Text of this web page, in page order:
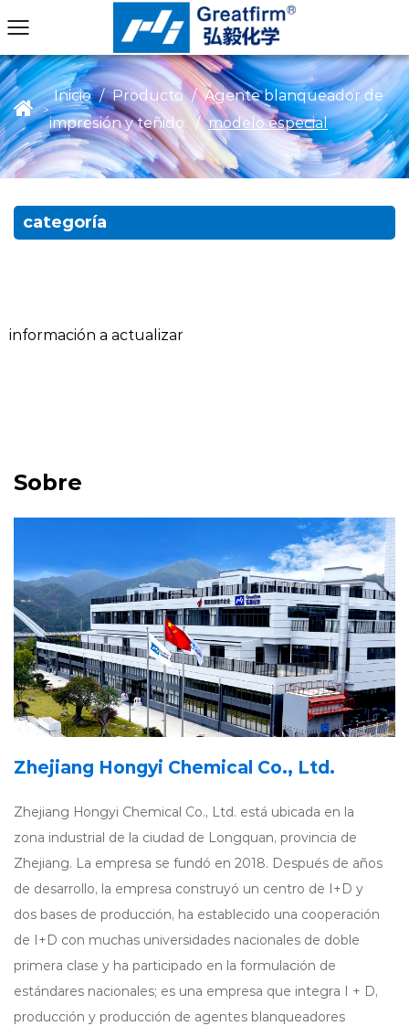
>
Inicio / Producto / Agente blanqueador de
impresión y teñido. / modelo especial
categoría
información a actualizar
Sobre
Zhejiang Hongyi Chemical Co., Ltd.
Zhejiang Hongyi Chemical Co., Ltd. está ubicada en la
zona industrial de la ciudad de Longquan, provincia de
Zhejiang. La empresa se fundó en 2018. Después de años
de desarrollo, la empresa construyó un centro de I+D y
dos bases de producción, ha establecido una cooperación
de I+D con muchas universidades nacionales de doble
primera clase y ha participado en la formulación de
estándares nacionales; es una empresa que integra I + D,
producción y producción de agentes blanqueadores